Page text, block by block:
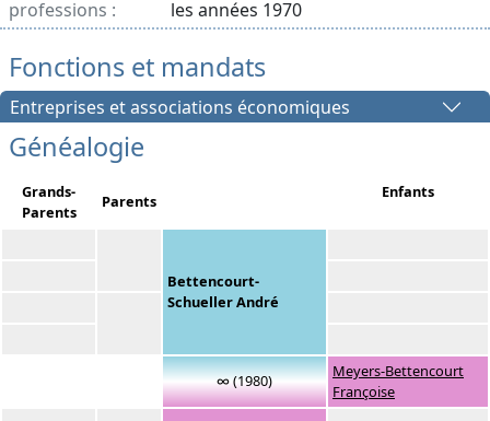
professions :
les années 1970
Fonctions et mandats
Entreprises et associations économiques
Généalogie
Grands-
Parents
Parents Enfants
Bettencourt-
Schueller André
∞ (1980)
Meyers-Bettencourt
Françoise